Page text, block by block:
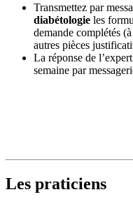
Transmettez par
diabétologie les
demande complétés
autres pièces
La réponse de
semaine par
Les praticiens